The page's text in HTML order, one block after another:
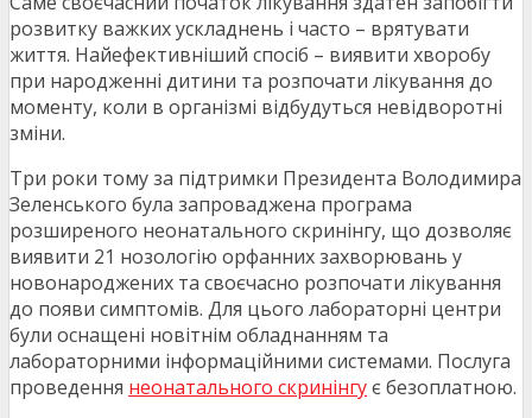
розвитку важких ускладнень і часто – врятувати
життя. Найефективніший спосіб – виявити хворобу
при народженні дитини та розпочати лікування до
моменту, коли в організмі відбудуться невідворотні
зміни.
Три роки тому за підтримки Президента Володимира
Зеленського була запроваджена програма
розширеного неонатального скринінгу, що дозволяє
виявити 21 нозологію орфанних захворювань у
новонароджених та своєчасно розпочати лікування
до появи симптомів. Для цього лабораторні центри
були оснащені новітнім обладнанням та
лабораторними інформаційними системами. Послуга
проведення неонатального скринінгує безоплатною.